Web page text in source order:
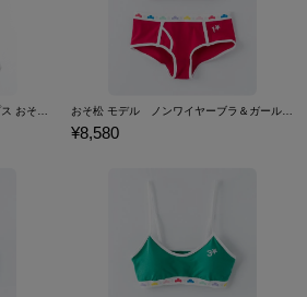
おそ松 モデル ノンワイヤーブラ＆ガールズブリーフセット 下着 おそ松さん
¥8,580